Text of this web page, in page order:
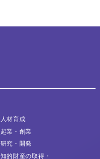
人材育成
起業・創業
研究・開発
知的財産の取得 ・